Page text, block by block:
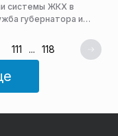
системы ЖКХ в
губернатора и
111 ... 118